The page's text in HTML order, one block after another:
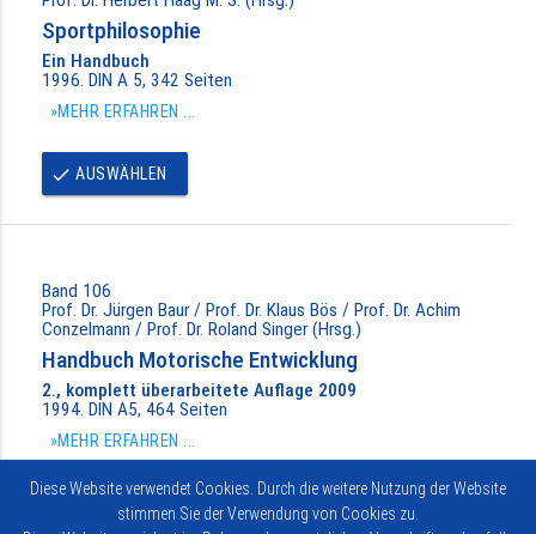
Sportphilosophie
Ein Handbuch
1996. DIN A 5, 342 Seiten
»MEHR ERFAHREN ...
done AUSWÄHLEN
Band 106
Prof. Dr. Jürgen Baur / Prof. Dr. Klaus Bös / Prof. Dr. Achim
Conzelmann / Prof. Dr. Roland Singer (Hrsg.)
Handbuch Motorische Entwicklung
2., komplett überarbeitete Auflage 2009
1994. DIN A5, 464 Seiten
»MEHR ERFAHREN ...
AUSWÄHLEN
Diese Website verwendet Cookies. Durch die weitere Nutzung der Website
stimmen Sie der Verwendung von Cookies zu.